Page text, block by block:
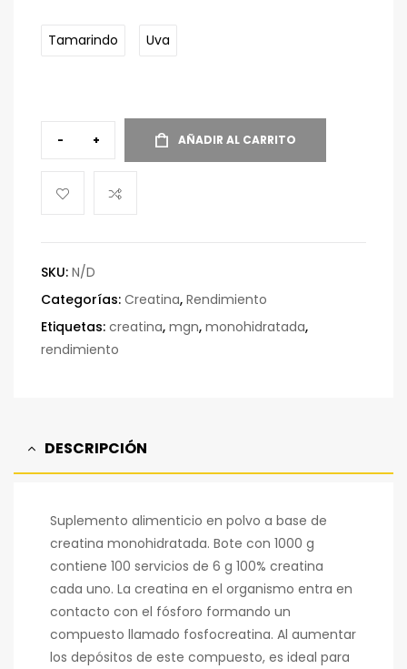
Tamarindo Uva
- + AÑADIR AL CARRITO
SKU: N/D
Categorías: Creatina, Rendimiento
Etiquetas: creatina, mgn, monohidratada,
rendimiento
DESCRIPCIÓN
Suplemento alimenticio en polvo a base de
creatina monohidratada. Bote con 1000 g
contiene 100 servicios de 6 g 100% creatina
cada uno. La creatina en el organismo entra en
contacto con el fósforo formando un
compuesto llamado fosfocreatina. Al aumentar
los depósitos de este compuesto, es ideal para